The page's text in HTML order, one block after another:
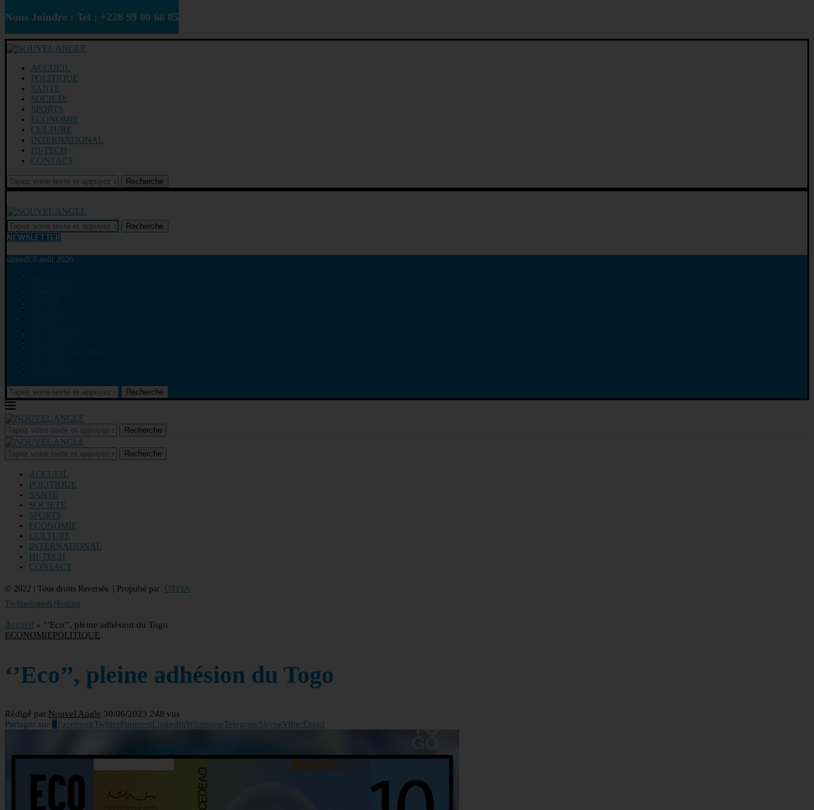
Nous Joindre : Tel : +228 99 00 68 05
ACCUEIL
POLITIQUE
SANTE
SOCIETE
SPORTS
ECONOMIE
CULTURE
INTERNATIONAL
HI-TECH
CONTACT
Recherche
Recherche
NEWSLETTER
samedi 8 août 2026
Recherche
Recherche
Recherche
ACCUEIL
POLITIQUE
SANTE
SOCIETE
SPORTS
ECONOMIE
CULTURE
INTERNATIONAL
HI-TECH
CONTACT
© 2022 | Tous droits Reversés. | Propulsé par OTIYA
Technologie&Hosting
Accueil » ‘’Eco’’, pleine adhésion du Togo
ECONOMIEPOLITIQUE
‘’Eco’’, pleine adhésion du Togo
Rédigé par Nouvel Angle 30/06/2023 248 vus
Partager sur 0FacebookTwitterPinterestLinkedinWhatsappTelegramSkypeViberEmail